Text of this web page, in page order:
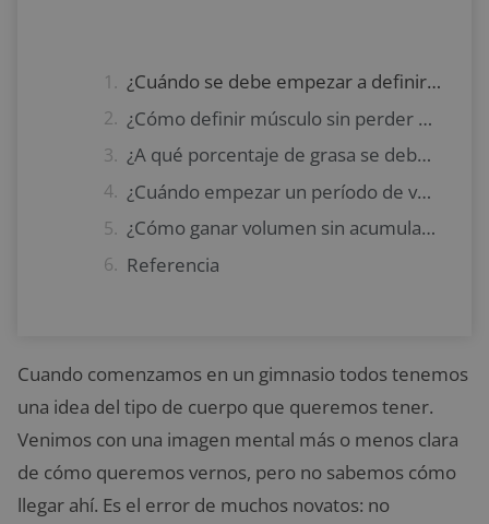
¿Cuándo se debe empezar a definir músculo?
¿Cómo definir músculo sin perder demasiado volumen?
¿A qué porcentaje de grasa se debe llegar en definición?
¿Cuándo empezar un período de volumen?
¿Cómo ganar volumen sin acumular demasiada grasa?
Referencia
Cuando comenzamos en un gimnasio todos tenemos
una idea del tipo de cuerpo que queremos tener.
Venimos con una imagen mental más o menos clara
de cómo queremos vernos, pero no sabemos cómo
llegar ahí. Es el error de muchos novatos: no